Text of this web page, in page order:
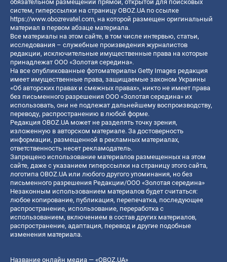
обязательном размещении прямой, открытой для поисковых
систем, гиперссылки на страницу OBOZ.UA по ссылке
https://www.obozrevatel.com, на которой размещен оригинальный
материал в первом абзаце материала.
Все материалы на этом сайте, в том числе интервью, статьи,
исследования – служебные произведения журналистов
редакции, исключительные имущественные права на которые
принадлежат ООО «Золотая середина».
На все опубликованные фотоматериалы Getty Images редакция
имеет имущественные права, защищаемые законом Украины
«Об авторских правах и смежных правах», никто не имеет права
без письменного разрешения ООО «Золотая середина» их
использовать, они не подлежат дальнейшему воспроизводству,
переводу, распространению в любой форме.
Редакция OBOZ.UA может не разделять точку зрения,
изложенную в авторском материале. За достоверность
информации, размещенной в рекламных материалах,
ответственность несет рекламодатель.
Запрещено использование материалов размещенных на этом
сайте, даже с указанием гиперссылки на страницу этого сайта,
логотипа OBOZ.UA или любого другого упоминания, но без
письменного разрешения Редакции/ООО «Золотая середина»
Незаконным использованием материалов будет считаться:
любое копирование, публикация, перепечатка, последующее
распространение, использование, переработка с
использованием, включением в состав других материалов,
распространение, адаптация, перевод и другие подобные
изменения материала.
Название онлайн медиа — «OBOZ.UA»